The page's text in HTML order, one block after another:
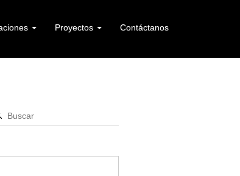
Proyectos Contáctanos